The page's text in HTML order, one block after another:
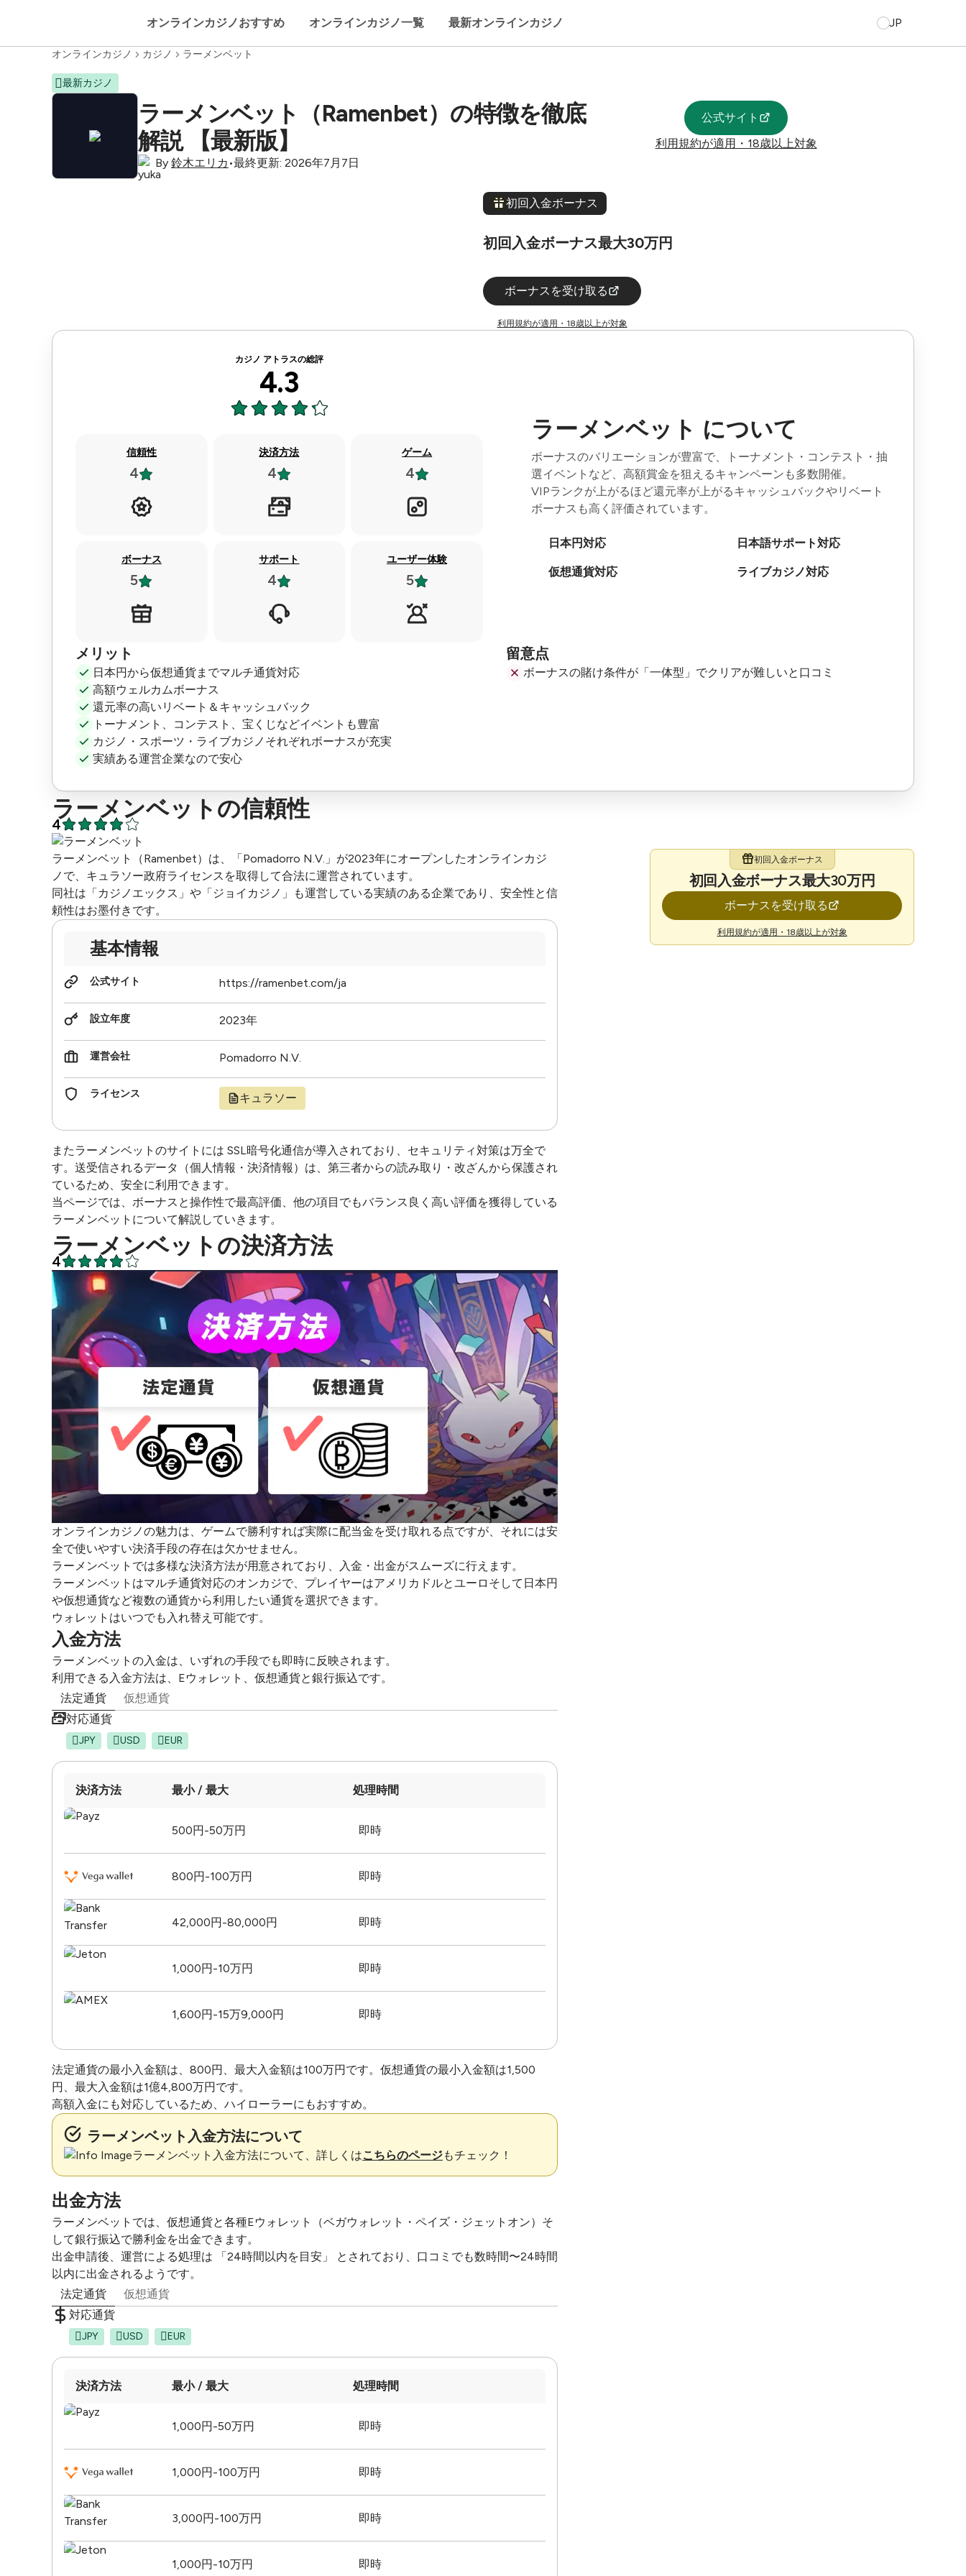
オンラインカジノおすすめ オンラインカジノ一覧 最新オンラインカジノ JP
オンラインカジノ カジノ ラーメンベット
最新カジノ
ラーメンベット（Ramenbet）の特徴を徹底
解説 【最新版】
By 鈴木エリカ •最終更新: 2026年7月7日
公式サイト
利用規約が適用・18歳以上対象
初回入金ボーナス
初回入金ボーナス最大30万円
ボーナスを受け取る
利用規約が適用・18歳以上が対象
カジノ アトラスの総評
4.3
信頼性
4
決済方法
4
ゲーム
4
ボーナス
5
サポート
4
ユーザー体験
5
ラーメンベット について
ボーナスのバリエーションが豊富で、トーナメント・コンテスト・抽
選イベントなど、高額賞金を狙えるキャンペーンも多数開催。
VIPランクが上がるほど還元率が上がるキャッシュバックやリベート
ボーナスも高く評価されています。
日本円対応 日本語サポート対応
仮想通貨対応 ライブカジノ対応
メリット
日本円から仮想通貨までマルチ通貨対応
高額ウェルカムボーナス
還元率の高いリベート＆キャッシュバック
トーナメント、コンテスト、宝くじなどイベントも豊富
カジノ・スポーツ・ライブカジノそれぞれボーナスが充実
実績ある運営企業なので安心
留意点
ボーナスの賭け条件が「一体型」でクリアが難しいと口コミ
ラーメンベットの信頼性
4
ラーメンベット（Ramenbet）は、「Pomadorro N.V.」が2023年にオープンしたオンラインカジ
ノで、キュラソー政府ライセンスを取得して合法に運営されています。
同社は「カジノエックス」や「ジョイカジノ」も運営している実績のある企業であり、安全性と信
頼性はお墨付きです。
基本情報
公式サイト https://ramenbet.com/ja
設立年度 2023年
運営会社 Pomadorro N.V.
ライセンス キュラソー
またラーメンベットのサイトには SSL暗号化通信が導入されており、セキュリティ対策は万全で
す。送受信されるデータ（個人情報・決済情報）は、第三者からの読み取り・改ざんから保護され
ているため、安全に利用できます。
当ページでは、ボーナスと操作性で最高評価、他の項目でもバランス良く高い評価を獲得している
ラーメンベットについて解説していきます。
ラーメンベットの決済方法
4
オンラインカジノの魅力は、ゲームで勝利すれば実際に配当金を受け取れる点ですが、それには安
全で使いやすい決済手段の存在は欠かせません。
ラーメンベットでは多様な決済方法が用意されており、入金・出金がスムーズに行えます。
ラーメンベットはマルチ通貨対応のオンカジで、プレイヤーはアメリカドルとユーロそして日本円
や仮想通貨など複数の通貨から利用したい通貨を選択できます。
ウォレットはいつでも入れ替え可能です。
入金方法
ラーメンベットの入金は、いずれの手段でも即時に反映されます。
利用できる入金方法は、Eウォレット、仮想通貨と銀行振込です。
法定通貨
仮想通貨
対応通貨
JPY USD EUR
決済方法 最小 / 最大 処理時間
500円-50万円 即時
800円-100万円 即時
42,000円-80,000円 即時
1,000円-10万円 即時
1,600円-15万9,000円 即時
法定通貨の最小入金額は、800円、最大入金額は100万円です。仮想通貨の最小入金額は1,500
円、最大入金額は1億4,800万円です。
高額入金にも対応しているため、ハイローラーにもおすすめ。
ラーメンベット入金方法について
ラーメンベット入金方法について、詳しくはこちらのページもチェック！
出金方法
ラーメンベットでは、仮想通貨と各種Eウォレット（ベガウォレット・ペイズ・ジェットオン）そ
して銀行振込で勝利金を出金できます。
出金申請後、運営による処理は 「24時間以内を目安」 とされており、口コミでも数時間〜24時間
以内に出金されるようです。
法定通貨
仮想通貨
対応通貨
JPY USD EUR
決済方法 最小 / 最大 処理時間
1,000円-50万円 即時
1,000円-100万円 即時
3,000円-100万円 即時
1,000円-10万円 即時
初回入金ボーナス
初回入金ボーナス最大30万円
ボーナスを受け取る
利用規約が適用・18歳以上が対象